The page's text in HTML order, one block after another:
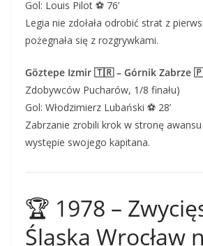
Gol: Louis Pilot ⚽ 76’
Legia nie zdołała odrobić strat z
pożegnała się z rozgrywkami.
Göztepe Izmir 🇹🇷 – Górnik Zabrze
Zdobywców Pucharów, 1/8 finału)
Gol: Włodzimierz Lubański ⚽ 28’
Zabrzanie zrobili krok w stronę
występie swojego kapitana.
🏆 1978 –
Śląska Wrocław